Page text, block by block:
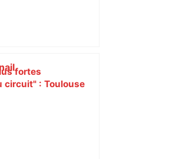
fortes
circuit" : Toulouse